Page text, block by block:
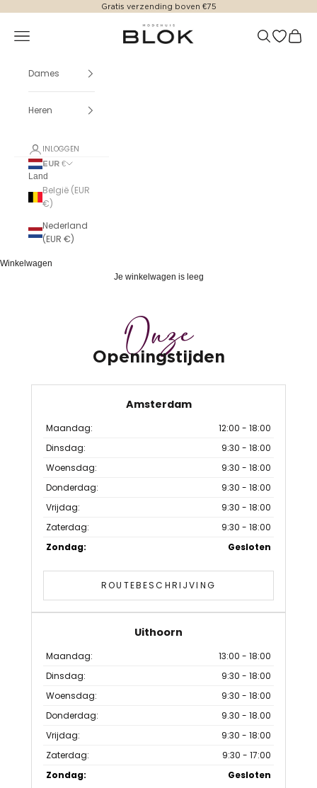
Gratis verzending boven €75
Modehuis Blok
Menu Zoeken
Dames
Heren
INLOGGEN
EUR €
Land
België (EUR
€)
Nederland
(EUR €)
Winkelwagen
Je winkelwagen is leeg
Onze
Openingstijden
Amsterdam
Maandag:
12:00 - 18:00
Dinsdag:
9:30 - 18:00
Woensdag:
9:30 - 18:00
Donderdag:
9:30 - 18:00
Vrijdag:
9:30 - 18:00
Zaterdag:
9:30 - 18:00
Zondag:
Gesloten
ROUTEBESCHRIJVING
Uithoorn
Maandag:
13:00 - 18:00
Dinsdag:
9:30 - 18:00
Woensdag:
9:30 - 18:00
Donderdag:
9.30 - 18.00
Vrijdag:
9:30 - 18:00
Zaterdag:
9:30 - 17:00
Zondag:
Gesloten